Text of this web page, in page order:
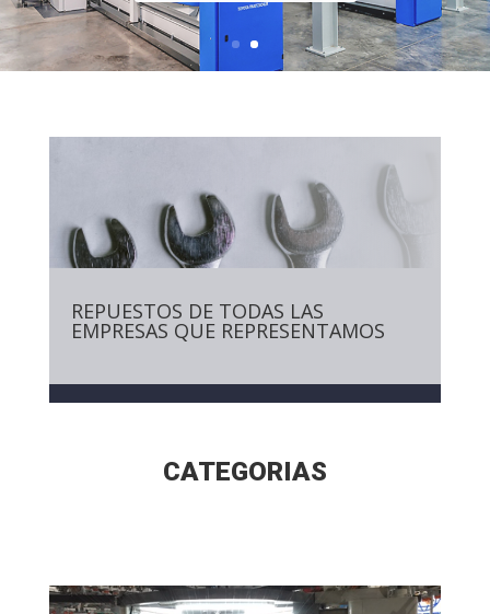
REPUESTOS DE TODAS LAS
EMPRESAS QUE REPRESENTAMOS
CATEGORIAS